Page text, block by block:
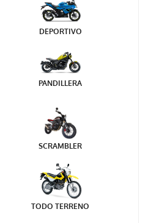
DEPORTIVO
PANDILLERA
SCRAMBLER
TODO TERRENO